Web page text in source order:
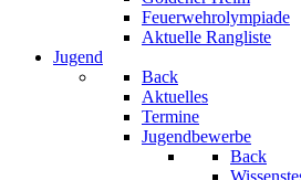
Feuerwehrolympiade
Aktuelle Rangliste
Jugend
Back
Aktuelles
Termine
Jugendbewerbe
Back